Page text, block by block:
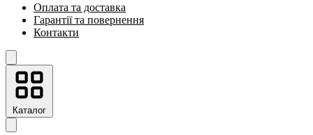
Оплата та доставка
Гарантії та повернення
Контакти
Каталог